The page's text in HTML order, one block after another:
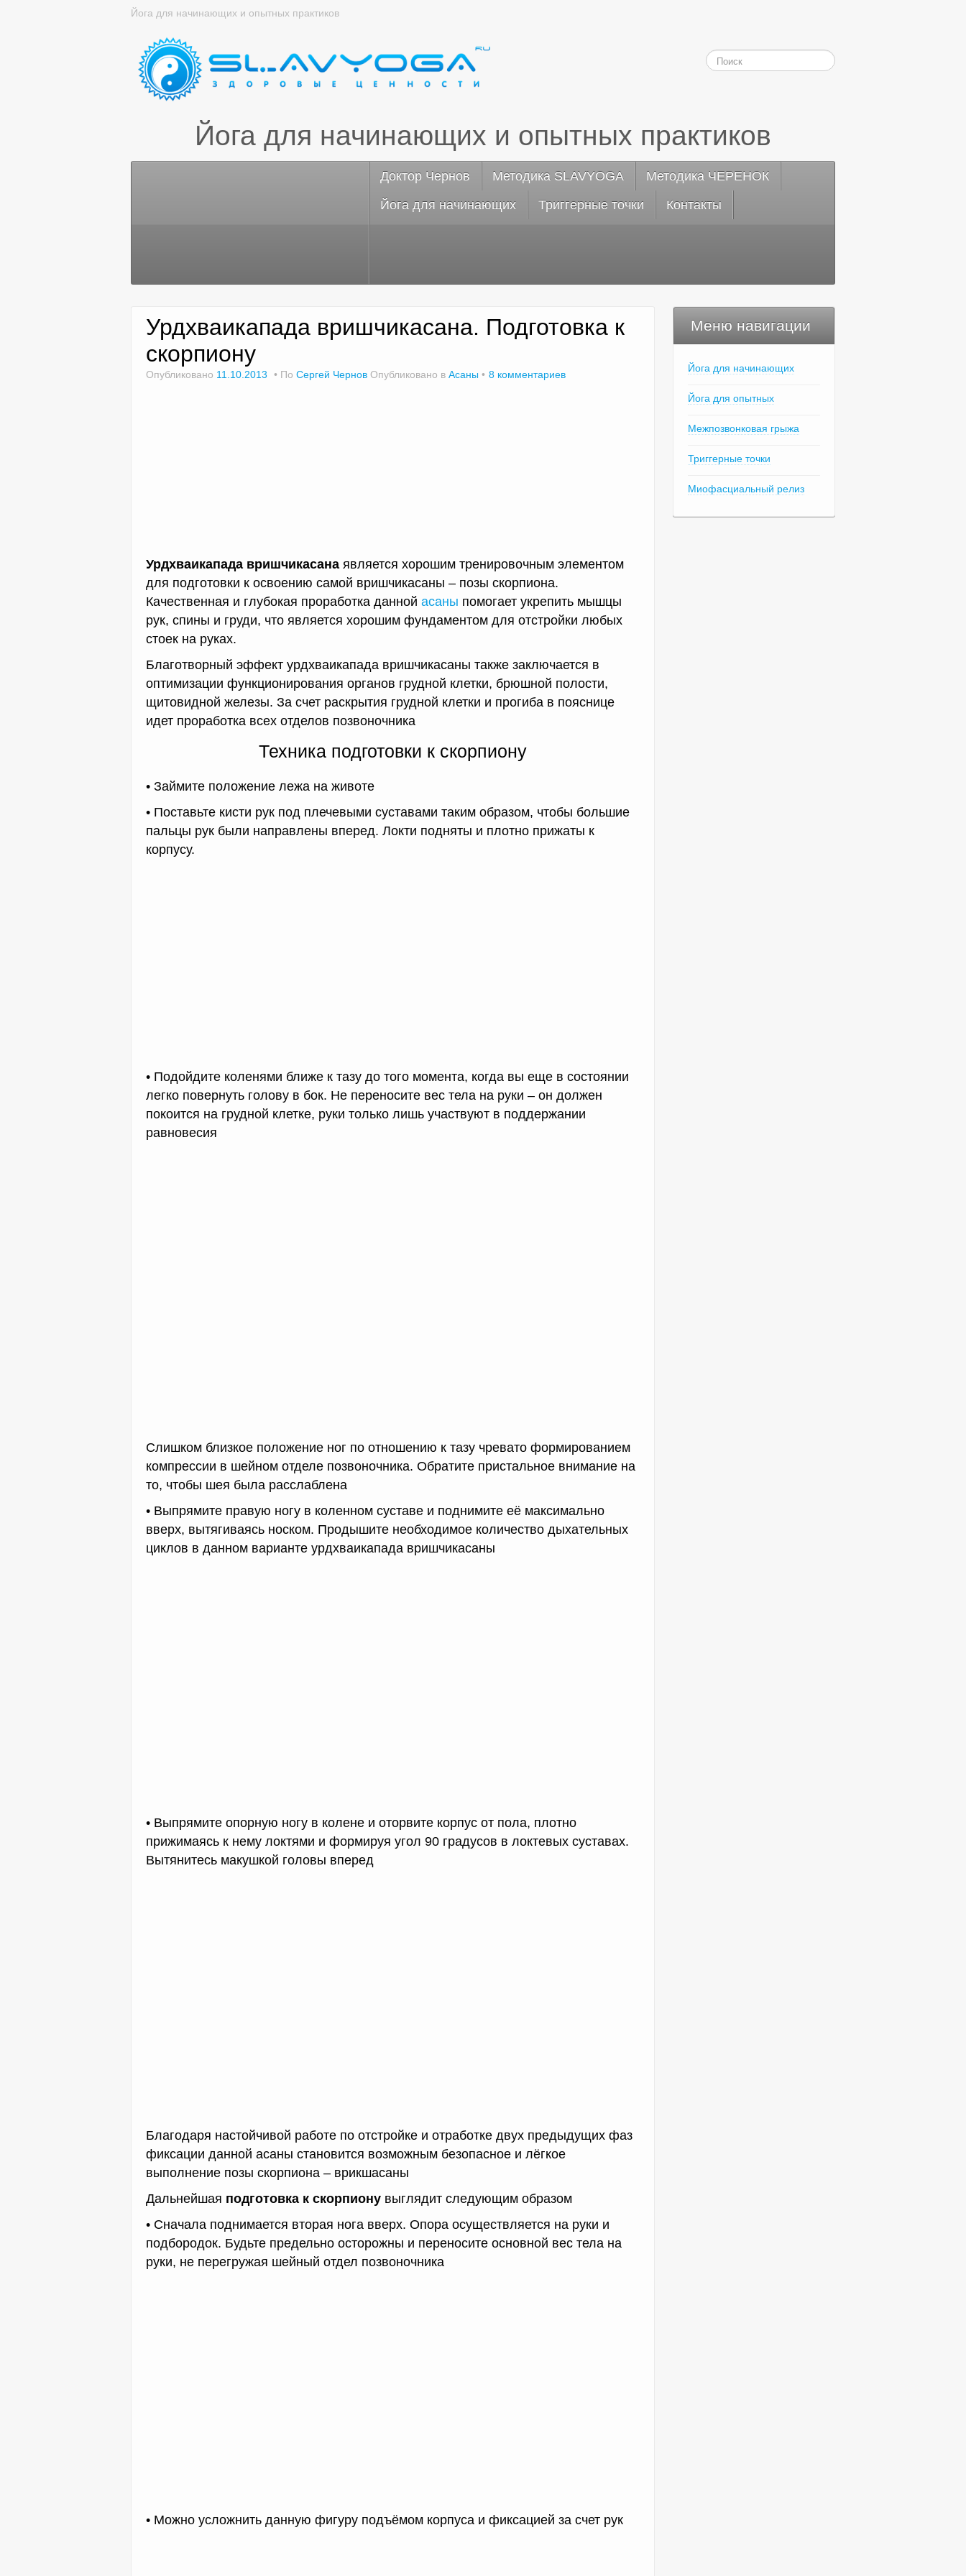
Йога для начинающих и опытных практиков
Йога для начинающих и опытных практиков
Доктор Чернов Методика SLAVYOGA
Методика ЧЕРЕНОК
Йога для начинающих
Триггерные точки Контакты
Урдхваикапада вришчикасана. Подготовка к
скорпиону
Опубликовано 11.10.2013 По Сергей Чернов Опубликовано в Асаны 8 комментариев
Урдхваикапада вришчикасана является хорошим тренировочным элементом
для подготовки к освоению самой вришчикасаны – позы скорпиона.
Качественная и глубокая проработка данной асаны помогает укрепить мышцы
рук, спины и груди, что является хорошим фундаментом для отстройки любых
стоек на руках.
Благотворный эффект урдхваикапада вришчикасаны также заключается в
оптимизации функционирования органов грудной клетки, брюшной полости,
щитовидной железы. За счет раскрытия грудной клетки и прогиба в пояснице
идет проработка всех отделов позвоночника
Техника подготовки к скорпиону
• Займите положение лежа на животе
• Поставьте кисти рук под плечевыми суставами таким образом, чтобы большие
пальцы рук были направлены вперед. Локти подняты и плотно прижаты к
корпусу.
• Подойдите коленями ближе к тазу до того момента, когда вы еще в состоянии
легко повернуть голову в бок. Не переносите вес тела на руки – он должен
покоится на грудной клетке, руки только лишь участвуют в поддержании
равновесия
Слишком близкое положение ног по отношению к тазу чревато формированием
компрессии в шейном отделе позвоночника. Обратите пристальное внимание на
то, чтобы шея была расслаблена
• Выпрямите правую ногу в коленном суставе и поднимите её максимально
вверх, вытягиваясь носком. Продышите необходимое количество дыхательных
циклов в данном варианте урдхваикапада вришчикасаны
• Выпрямите опорную ногу в колене и оторвите корпус от пола, плотно
прижимаясь к нему локтями и формируя угол 90 градусов в локтевых суставах.
Вытянитесь макушкой головы вперед
Благодаря настойчивой работе по отстройке и отработке двух предыдущих фаз
фиксации данной асаны становится возможным безопасное и лёгкое
выполнение позы скорпиона – врикшасаны
Дальнейшая подготовка к скорпиону выглядит следующим образом
• Сначала поднимается вторая нога вверх. Опора осуществляется на руки и
подбородок. Будьте предельно осторожны и переносите основной вес тела на
руки, не перегружая шейный отдел позвоночника
• Можно усложнить данную фигуру подъёмом корпуса и фиксацией за счет рук
Меню навигации
Йога для начинающих
Йога для опытных
Межпозвонковая грыжа
Триггерные точки
Миофасциальный релиз